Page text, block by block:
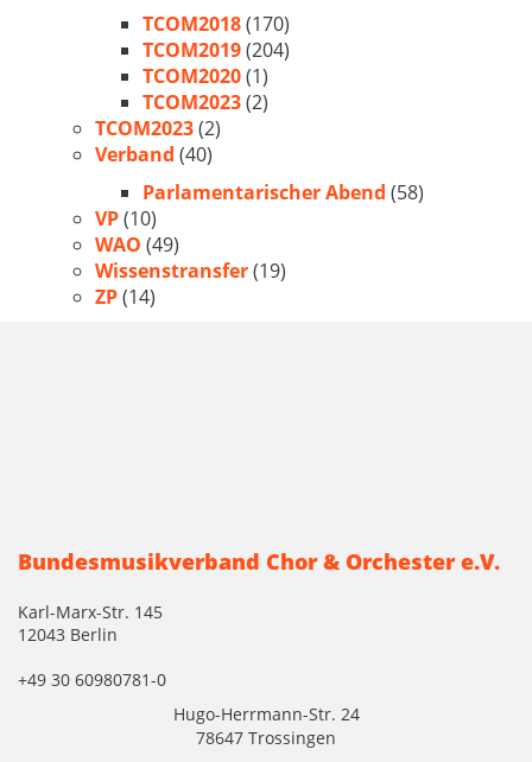
TCOM2018(170)
TCOM2019(204)
TCOM2020(1)
TCOM2023(2)
TCOM2023(2)
Verband (40)
Parlamentarischer Abend (58)
VP(10)
WAO (49)
Wissenstransfer(19)
ZP(14)
Bundesmusikverband Chor & Orchester e.V.
Karl-Marx-Str. 145
12043 Berlin
+49 30 60980781-0
Hugo-Herrmann-Str. 24
78647 Trossingen